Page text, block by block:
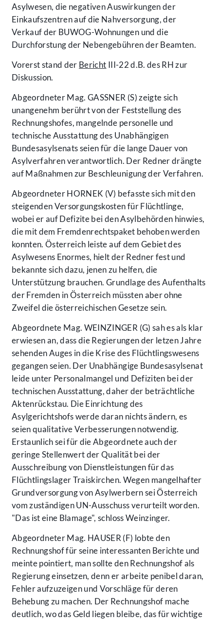
Asylwesen, die negativen Auswirkungen der
Einkaufszentren auf die Nahversorgung, der
Verkauf der BUWOG-Wohnungen und die
Durchforstung der Nebengebühren der Beamten.
Vorerst stand der Bericht III-22 d.B. des RH zur
Diskussion.
Abgeordneter Mag. GASSNER (S) zeigte sich
unangenehm berührt von der Feststellung des
Rechnungshofes, mangelnde personelle und
technische Ausstattung des Unabhängigen
Bundesasylsenats seien für die lange Dauer von
Asylverfahren verantwortlich. Der Redner drängte
auf Maßnahmen zur Beschleunigung der Verfahren.
Abgeordneter HORNEK (V) befasste sich mit den
steigenden Versorgungskosten für Flüchtlinge,
wobei er auf Defizite bei den Asylbehörden hinwies,
die mit dem Fremdenrechtspaket behoben werden
konnten. Österreich leiste auf dem Gebiet des
Asylwesens Enormes, hielt der Redner fest und
bekannte sich dazu, jenen zu helfen, die
Unterstützung brauchen. Grundlage des Aufenthalts
der Fremden in Österreich müssten aber ohne
Zweifel die österreichischen Gesetze sein.
Abgeordnete Mag. WEINZINGER (G) sah es als klar
erwiesen an, dass die Regierungen der letzen Jahre
sehenden Auges in die Krise des Flüchtlingswesens
gegangen seien. Der Unabhängige Bundesasylsenat
leide unter Personalmangel und Defiziten bei der
technischen Ausstattung, daher der beträchtliche
Aktenrückstau. Die Einrichtung des
Asylgerichtshofs werde daran nichts ändern, es
seien qualitative Verbesserungen notwendig.
Erstaunlich sei für die Abgeordnete auch der
geringe Stellenwert der Qualität bei der
Ausschreibung von Dienstleistungen für das
Flüchtlingslager Traiskirchen. Wegen mangelhafter
Grundversorgung von Asylwerbern sei Österreich
vom zuständigen UN-Ausschuss verurteilt worden.
"Das ist eine Blamage", schloss Weinzinger.
Abgeordneter Mag. HAUSER (F) lobte den
Rechnungshof für seine interessanten Berichte und
meinte pointiert, man sollte den Rechnungshof als
Regierung einsetzen, denn er arbeite penibel daran,
Fehler aufzuzeigen und Vorschläge für deren
Behebung zu machen. Der Rechnungshof mache
deutlich, wo das Geld liegen bleibe, das für wichtige